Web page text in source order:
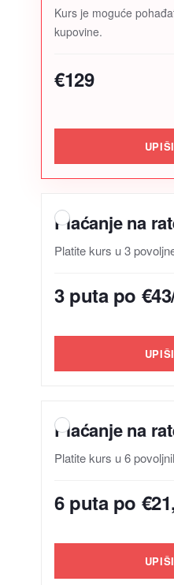
Kurs je moguće
kupovine.
€129
Plaćanje na
Platite kurs u 3
3 puta po
Plaćanje na
Platite kurs u 6
6 puta po